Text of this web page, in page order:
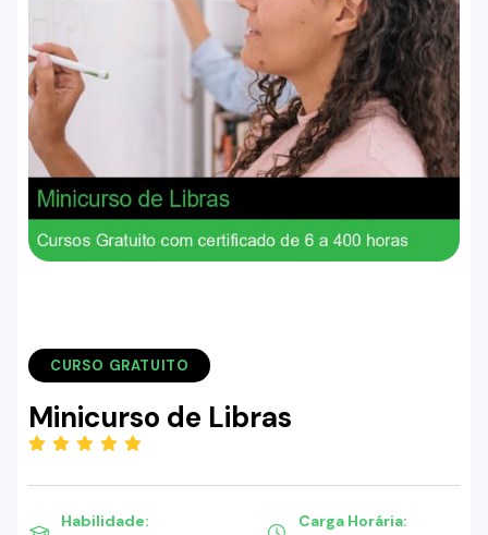
CURSO GRATUITO
Minicurso de Libras
Habilidade: Carga Horária: